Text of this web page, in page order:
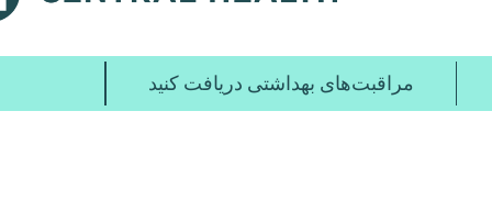
مراقبت‌های بهداشتی دریافت کنید